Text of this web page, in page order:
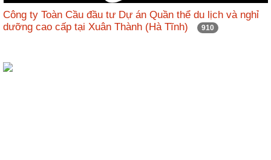
Công ty Toàn Cầu đầu tư Dự án Quần thể du lịch và nghỉ
dưỡng cao cấp tại Xuân Thành (Hà Tĩnh)
910